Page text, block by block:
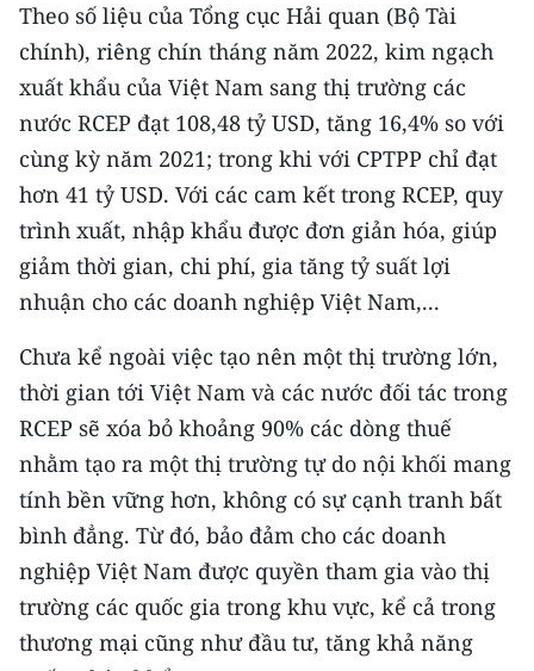
Ảnh
Infographic
TIN MỚI
TIN ĐỊA PHƯƠNG
Trung du và miền núi phía Bắc
Bắc Trung Bộ
Duyên hải Nam Trung Bộ và Tây
Nguyên
Đông Nam Bộ
Đồng bằng sông Cửu Long
Chuyên trang Hà Nội
Theo số liệu của Tổng cục Hải quan (Bộ Tài
chính), riêng chín tháng năm 2022, kim ngạch
xuất khẩu của Việt Nam sang thị trường các
nước RCEP đạt 108,48 tỷ USD, tăng 16,4% so với
cùng kỳ năm 2021; trong khi với CPTPP chỉ đạt
hơn 41 tỷ USD. Với các cam kết trong RCEP, quy
trình xuất, nhập khẩu được đơn giản hóa, giúp
giảm thời gian, chi phí, gia tăng tỷ suất lợi
nhuận cho các doanh nghiệp Việt Nam,...
Chưa kể ngoài việc tạo nên một thị trường lớn,
thời gian tới Việt Nam và các nước đối tác trong
RCEP sẽ xóa bỏ khoảng 90% các dòng thuế
nhằm tạo ra một thị trường tự do nội khối mang
tính bền vững hơn, không có sự cạnh tranh bất
bình đẳng. Từ đó, bảo đảm cho các doanh
nghiệp Việt Nam được quyền tham gia vào thị
trường các quốc gia trong khu vực, kể cả trong
thương mại cũng như đầu tư, tăng khả năng